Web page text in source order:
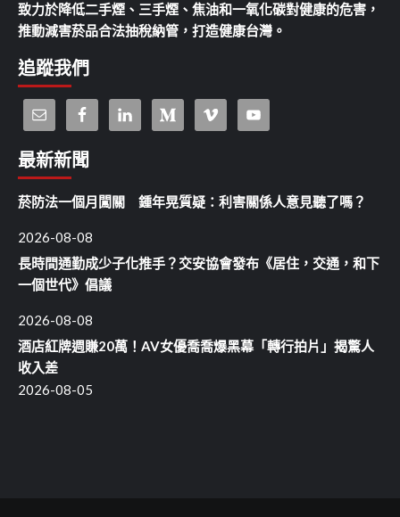
致力於降低二手煙、三手煙、焦油和一氧化碳對健康的危害，
推動減害菸品合法抽稅納管，打造健康台灣。
追蹤我們
最新新聞
菸防法一個月闖關 鍾年晃質疑：利害關係人意見聽了嗎？
2026-08-08
長時間通勤成少子化推手？交安協會發布《居住，交通，和下
一個世代》倡議
2026-08-08
酒店紅牌週賺20萬！AV女優喬喬爆黑幕「轉行拍片」揭驚人
收入差
2026-08-05